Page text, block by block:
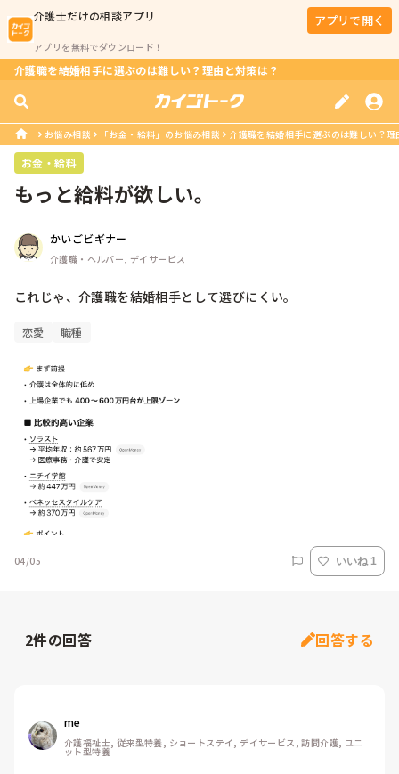
介護士だけの相談アプリ
アプリを無料でダウンロード！
アプリで開く
介護職を結婚相手に選ぶのは難しい？理由と対策は？
お悩み相談 「お金・給料」のお悩み相談 介護職を結婚相手に選ぶのは難しい？
お金・給料
もっと給料が欲しい。
かいごビギナー
介護職・ヘルパー, デイサービス
これじゃ、介護職を結婚相手として選びにくい。
恋愛 職種
04/05 いいね 1
2件の回答 回答する
me
介護福祉士, 従来型特養, ショートステイ, デイサービス, 訪問介護, ユニ
ット型特養